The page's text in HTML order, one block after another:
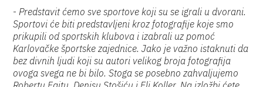
-Predstavit ćemo sve sportove koji su se igrali u dvorani.
Sportovi će biti predstavljeni kroz fotografije koje smo
prikupili od sportskih klubova i izabrali uz pomoć
Karlovačke športske zajednice. Jako je važno istaknuti da
bez divnih ljudi koji su autori velikog broja fotografija
ovoga svega ne bi bilo. Stoga se posebno zahvaljujemo